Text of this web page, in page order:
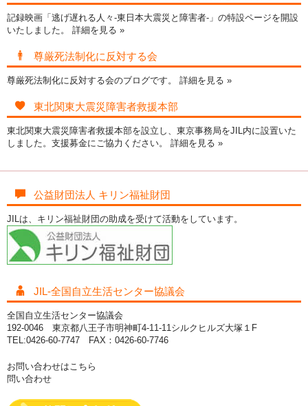
記録映画「逃げ遅れる人々-東日本大震災と障害者-」の特設ページを開設
いたしました。 詳細を見る »
尊厳死法制化に反対する会
尊厳死法制化に反対する会のブログです。 詳細を見る »
東北関東大震災障害者救援本部
東北関東大震災障害者救援本部を設立し、東京事務局をJIL内に設置いた
しました。支援募金にご協力ください。 詳細を見る »
公益財団法人 キリン福祉財団
JILは、キリン福祉財団の助成を受けて活動をしています。
JIL-全国自立生活センター協議会
全国自立生活センター協議会
192-0046 東京都八王子市明神町4-11-11シルクヒルズ大塚１F
TEL:0426-60-7747 FAX：0426-60-7746
お問い合わせはこちら
問い合わせ